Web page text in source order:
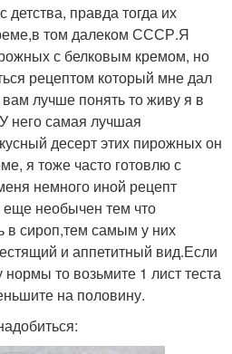
правда тогда их
том далеком СССР.Я
с белковым кремом, но
рецептом который мне дал
лучше понять то живу я в
него самая лучшая
десерт этих пирожных он
я тоже часто готовлю с
немного иной рецепт
еще необычен тем что
в сироп,тем самым у них
и аппетитный вид.Если
то возьмите 1 лист теста
на половину.